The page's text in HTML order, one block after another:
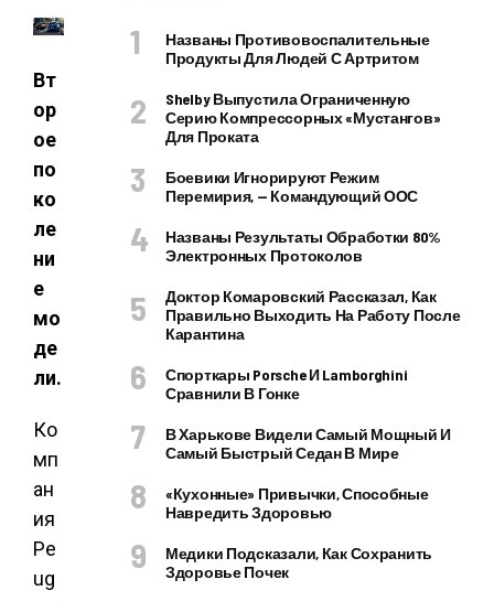
Вт
ор
ое
по
ко
ле
ни
е
мо
де
ли.
Ко
мп
ан
ия
Pe
ug
Названы Противовоспалительные
Продукты Для Людей С Артритом
Shelby Выпустила Ограниченную
Серию Компрессорных «Мустангов»
Для Проката
Боевики Игнорируют Режим
Перемирия, — Командующий ООС
Названы Результаты Обработки 80%
Электронных Протоколов
Доктор Комаровский Рассказал, Как
Правильно Выходить На Работу После
Карантина
Спорткары Porsche И Lamborghini
Сравнили В Гонке
В Харькове Видели Самый Мощный И
Самый Быстрый Седан В Мире
«Кухонные» Привычки, Способные
Навредить Здоровью
Медики Подсказали, Как Сохранить
Здоровье Почек